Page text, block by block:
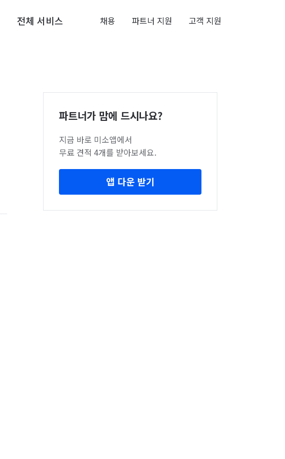
전체 서비스 채용 파트너 지원 고객 지원
파트너가 맘에 드시나요?
지금 바로 미소앱에서
무료 견적 4개를 받아보세요.
앱 다운 받기